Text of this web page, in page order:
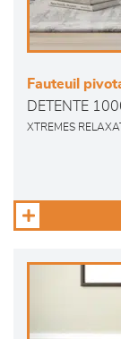
Fauteuil
DETENTE
XTREMES